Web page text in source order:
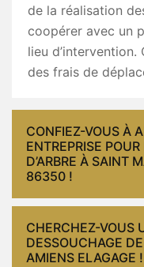
de la réalisation
coopérer avec un
lieu
des frais de
CONFIEZ-VOUS À
ENTREPRISE
D’ARBRE À SAINT
86350 !
CHERCHEZ-VOUS
DESSOUCHAGE
AMIENS ELAGAGE !